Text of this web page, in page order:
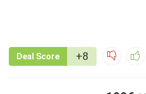
Deal Score +8